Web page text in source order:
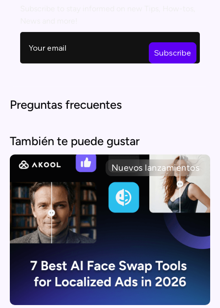
Preguntas frecuentes
También te puede gustar
Nuevos lanzamientos